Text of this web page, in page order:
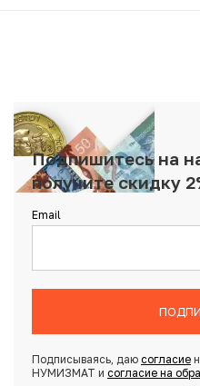
Подпишитесь на
получите скидку
Email
Подписываясь, даю согласие
НУМИЗМАТ и согласие на